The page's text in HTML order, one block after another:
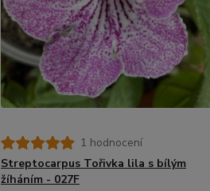
1 hodnocení
Streptocarpus Tořivka lila s bílým
žíháním - 027F